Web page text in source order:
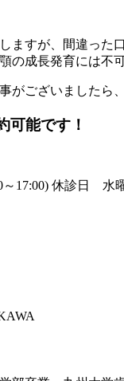
ますが、間違った
の成長発育には不
がございましたら
可能です！
17:00) 休診日 水